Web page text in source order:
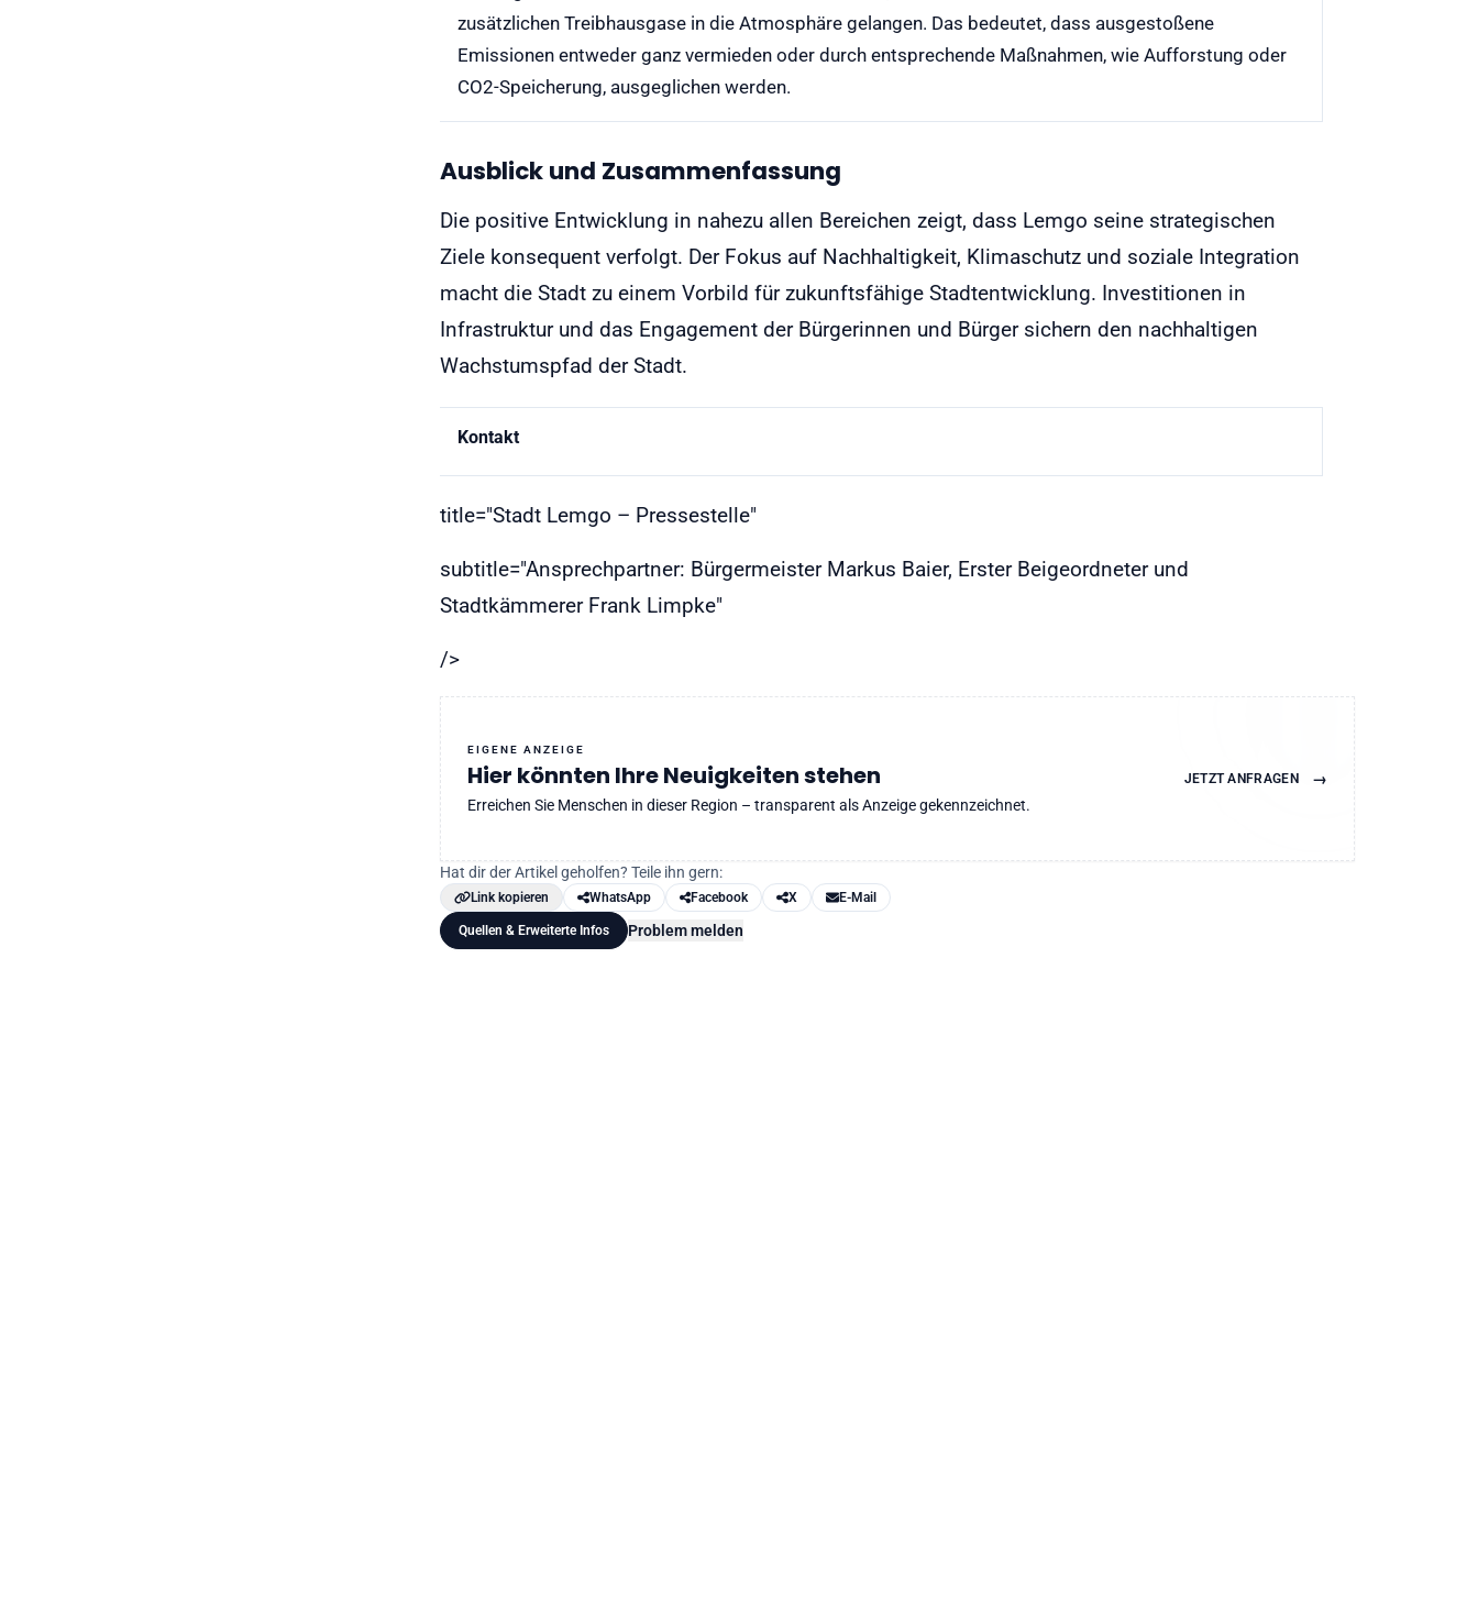
zusätzlichen Treibhausgase in die Atmosphäre gelangen. Das bedeutet, dass ausgestoßene
Emissionen entweder ganz vermieden oder durch entsprechende Maßnahmen, wie Aufforstung oder
CO2-Speicherung, ausgeglichen werden.
Ausblick und Zusammenfassung
Die positive Entwicklung in nahezu allen Bereichen zeigt, dass Lemgo seine strategischen
Ziele konsequent verfolgt. Der Fokus auf Nachhaltigkeit, Klimaschutz und soziale Integration
macht die Stadt zu einem Vorbild für zukunftsfähige Stadtentwicklung. Investitionen in
Infrastruktur und das Engagement der Bürgerinnen und Bürger sichern den nachhaltigen
Wachstumspfad der Stadt.
Kontakt
title="Stadt Lemgo – Pressestelle"
subtitle="Ansprechpartner: Bürgermeister Markus Baier, Erster Beigeordneter und
Stadtkämmerer Frank Limpke"
/>
EIGENE ANZEIGE
Hier könnten Ihre Neuigkeiten stehen
Erreichen Sie Menschen in dieser Region – transparent als Anzeige gekennzeichnet.
JETZT ANFRAGEN →
Hat dir der Artikel geholfen? Teile ihn gern:
Link kopieren WhatsApp Facebook X E-Mail
Quellen & Erweiterte Infos Problem melden